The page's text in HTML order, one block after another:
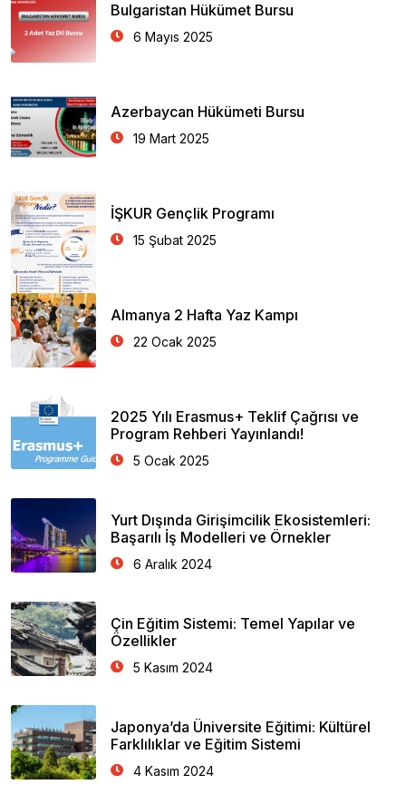
Bulgaristan Hükümet Bursu
6 Mayıs 2025
Azerbaycan Hükümeti Bursu
19 Mart 2025
İŞKUR Gençlik Programı
15 Şubat 2025
Almanya 2 Hafta Yaz Kampı
22 Ocak 2025
2025 Yılı Erasmus+ Teklif Çağrısı ve
Program Rehberi Yayınlandı!
5 Ocak 2025
Yurt Dışında Girişimcilik Ekosistemleri:
Başarılı İş Modelleri ve Örnekler
6 Aralık 2024
Çin Eğitim Sistemi: Temel Yapılar ve
Özellikler
5 Kasım 2024
Japonya’da Üniversite Eğitimi: Kültürel
Farklılıklar ve Eğitim Sistemi
4 Kasım 2024